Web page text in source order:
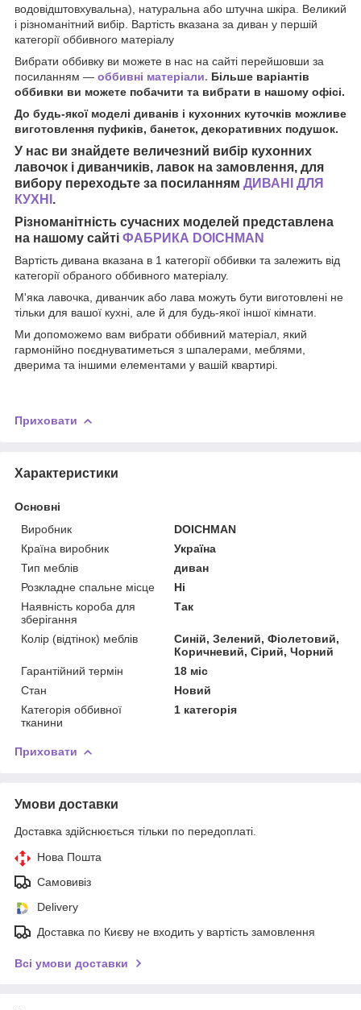
водовідштовхувальна), натуральна або штучна шкіра. Великий
і різноманітний вибір. Вартість вказана за диван у першій
категорії оббивного матеріалу
Вибрати оббивку ви можете в нас на сайті перейшовши за
посиланням — оббивні матеріали. Більше варіантів
оббивки ви можете побачити та вибрати в нашому офісі.
До будь-якої моделі диванів і кухонних куточків можливе
виготовлення пуфиків, банеток, декоративних подушок.
У нас ви знайдете величезний вибір кухонних
лавочок і диванчиків, лавок на замовлення, для
вибору переходьте за посиланням ДИВАНІ ДЛЯ
КУХНІ .
Різноманітність сучасних моделей представлена
на нашому сайті ФАБРИКА DOICHMAN
Вартість дивана вказана в 1 категорії оббивки та залежить від
категорії обраного оббивного матеріалу.
М'яка лавочка, диванчик або лава можуть бути виготовлені не
тільки для вашої кухні, але й для будь-якої іншої кімнати.
Ми допоможемо вам вибрати оббивний матеріал, який
гармонійно поєднуватиметься з шпалерами, меблями,
дверима та іншими елементами у вашій квартирі.
Приховати
Характеристики
Основні
Виробник
DOICHMAN
Країна виробник
Україна
Тип меблів
диван
Розкладне спальне місце
Ні
Наявність короба для
зберігання
Так
Колір (відтінок) меблів
Синій, Зелений, Фіолетовий,
Коричневий, Сірий, Чорний
Гарантійний термін
18 міс
Стан
Новий
Категорія оббивної
тканини
1 категорія
Приховати
Умови доставки
Доставка здійснюється тільки по передоплаті.
Нова Пошта
Самовивіз
Delivery
Доставка по Києву не входить у вартість замовлення
Всі умови доставки